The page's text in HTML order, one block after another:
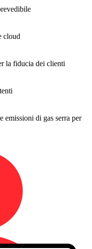
cloud
la fiducia dei clienti
emissioni di gas serra per